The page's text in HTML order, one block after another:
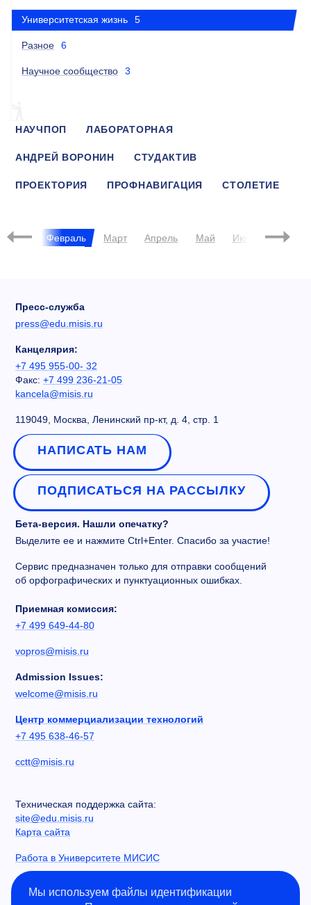
Университетская жизнь 5
Разное 6
Научное сообщество 3
НАУЧПОП ЛАБОРАТОРНАЯ
АНДРЕЙ ВОРОНИН СТУДАКТИВ
ПРОЕКТОРИЯ ПРОФНАВИГАЦИЯ СТОЛЕТИЕ
Февраль Март Апрель Май Июнь Июль
Пресс-служба
press@edu.misis.ru
Канцелярия:
+7 495 955-00- 32
Факс: +7 499 236-21-05
kancela@misis.ru
119049, Москва, Ленинский пр-кт, д. 4, стр. 1
НАПИСАТЬ НАМ
ПОДПИСАТЬСЯ НА РАССЫЛКУ
Бета-версия. Нашли опечатку?
Выделите ее и нажмите Ctrl+Enter. Спасибо за участие!
Сервис предназначен только для отправки сообщений
об орфографических и пунктуационных ошибках.
Приемная комиссия:
+7 499 649-44-80
vopros@misis.ru
Admission Issues:
welcome@misis.ru
Центр коммерциализации технологий
+7 495 638-46-57
cctt@misis.ru
Техническая поддержка сайта:
site@edu.misis.ru
Карта сайта
Работа в Университете МИСИС
Сведения об образовательной организации
Мы используем файлы идентификации